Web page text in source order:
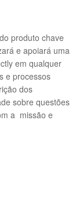
produto chave
e apoiará uma
em qualquer
e processos
dos
sobre questões
a missão e